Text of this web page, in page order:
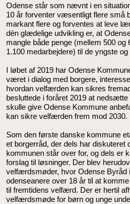
Odense står som nævnt i en
10 år forventer væsentligt flere små
markant flere og forventes at leve
dén glædelige udvikling er, at
mangle både penge (mellem 500
1.100 medarbejdere) til de yngste
I løbet af 2019 har Odense
været i dialog med borgere,
hvordan velfærden kan sikres
besluttede i foråret 2019 at
skulle give Odense Kommune
kan sikre velfærden frem mod 2030.
Som den første danske kommune
et borgerråd, der dels har diskuteret
kommunen står over for, og dels er
forslag til løsninger. Der blev
velfærdsmøder, hvor Odense Byråd
odenseanere over 18 år til at
til fremtidens velfærd. Der er hertil
velfærdsmøde for børn og unge